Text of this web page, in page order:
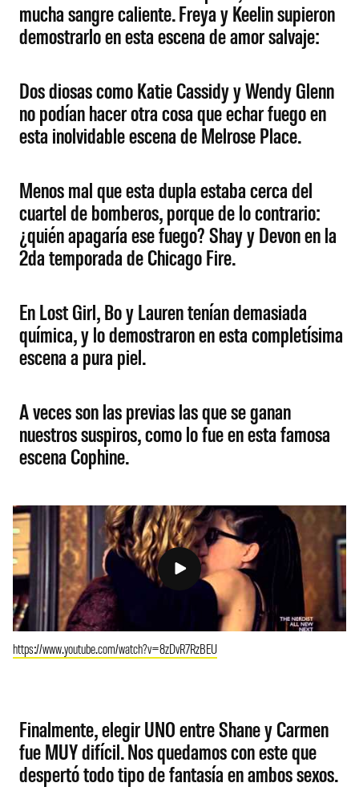
mucha sangre caliente. Freya y Keelin supieron
demostrarlo en esta escena de amor salvaje:
Dos diosas como Katie Cassidy y Wendy Glenn
no podían hacer otra cosa que echar fuego en
esta inolvidable escena de Melrose Place.
Menos mal que esta dupla estaba cerca del
cuartel de bomberos, porque de lo contrario:
¿quién apagaría ese fuego? Shay y Devon en la
2da temporada de Chicago Fire.
En Lost Girl, Bo y Lauren tenían demasiada
química, y lo demostraron en esta completísima
escena a pura piel.
A veces son las previas las que se ganan
nuestros suspiros, como lo fue en esta famosa
escena Cophine.
https://www.youtube.com/watch?v=8zDvR7RzBEU
Finalmente, elegir UNO entre Shane y Carmen
fue MUY difícil. Nos quedamos con este que
despertó todo tipo de fantasía en ambos sexos.